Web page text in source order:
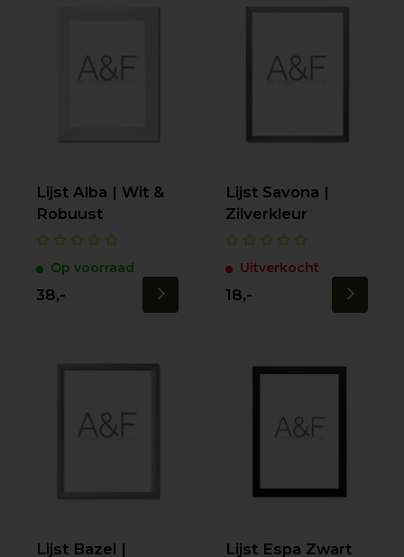
Lijst Alba | Wit &
Robuust
Op voorraad
38,-
Lijst Savona |
Zilverkleur
Uitverkocht
18,-
Lijst Bazel | Lijst Espa Zwart